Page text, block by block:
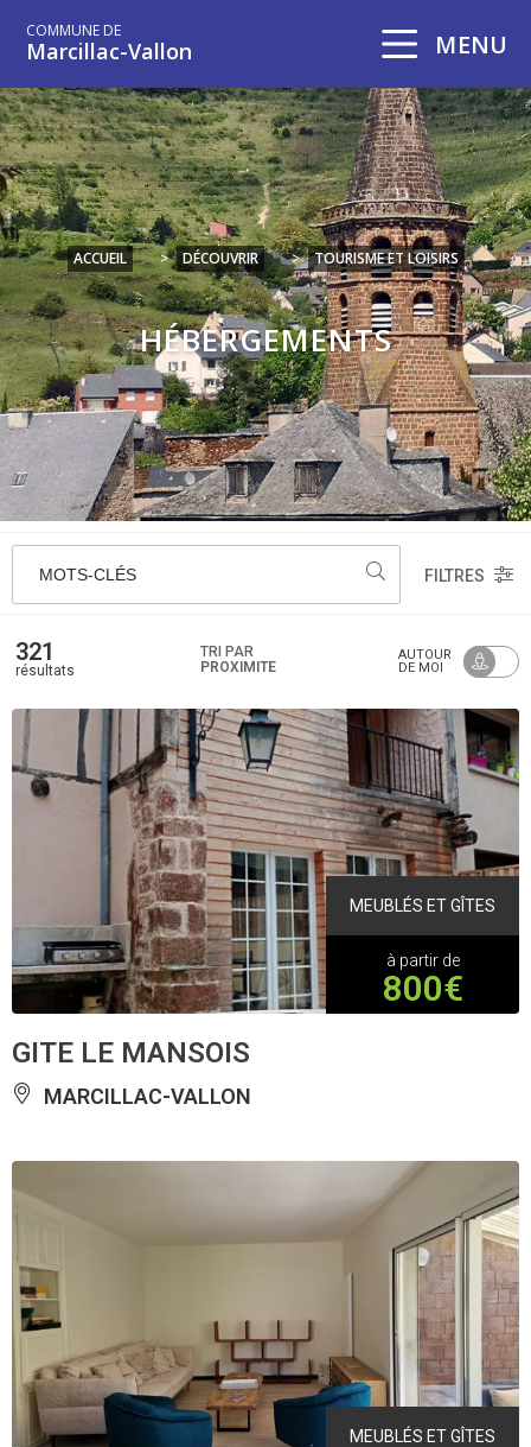
COMMUNE DE
Marcillac-Vallon MENU
ACCUEIL > DÉCOUVRIR > TOURISME ET LOISIRS
HÉBERGEMENTS
MOTS-CLÉS FILTRES
321
résultats
TRI PAR
PROXIMITÉ
AUTOUR
DE MOI
MEUBLÉS ET GÎTES
à partir de
800€
GITE LE MANSOIS
MARCILLAC-VALLON
MEUBLÉS ET GÎTES